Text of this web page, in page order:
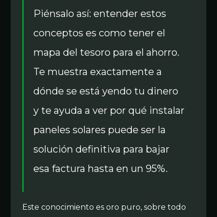
Piénsalo así: entender estos
conceptos es como tener el
mapa del tesoro para el ahorro.
Te muestra exactamente a
dónde se está yendo tu dinero
y te ayuda a ver por qué instalar
paneles solares puede ser la
solución definitiva para bajar
esa factura hasta en un 95%.
Este conocimiento es oro puro, sobre todo